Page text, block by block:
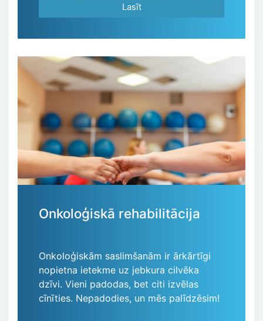
Lasīt
Onkoloģiskā rehabilitācija
Onkoloģiskām saslimšanām ir ārkārtīgi
nopietna ietekme uz jebkura cilvēka
dzīvi. Vieni padodas, bet citi izvēlas
cīnīties. Nepadodies, un mēs palīdzēsim!